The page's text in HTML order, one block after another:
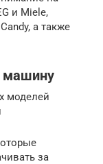
и Miele,
а также
машину
моделей
за